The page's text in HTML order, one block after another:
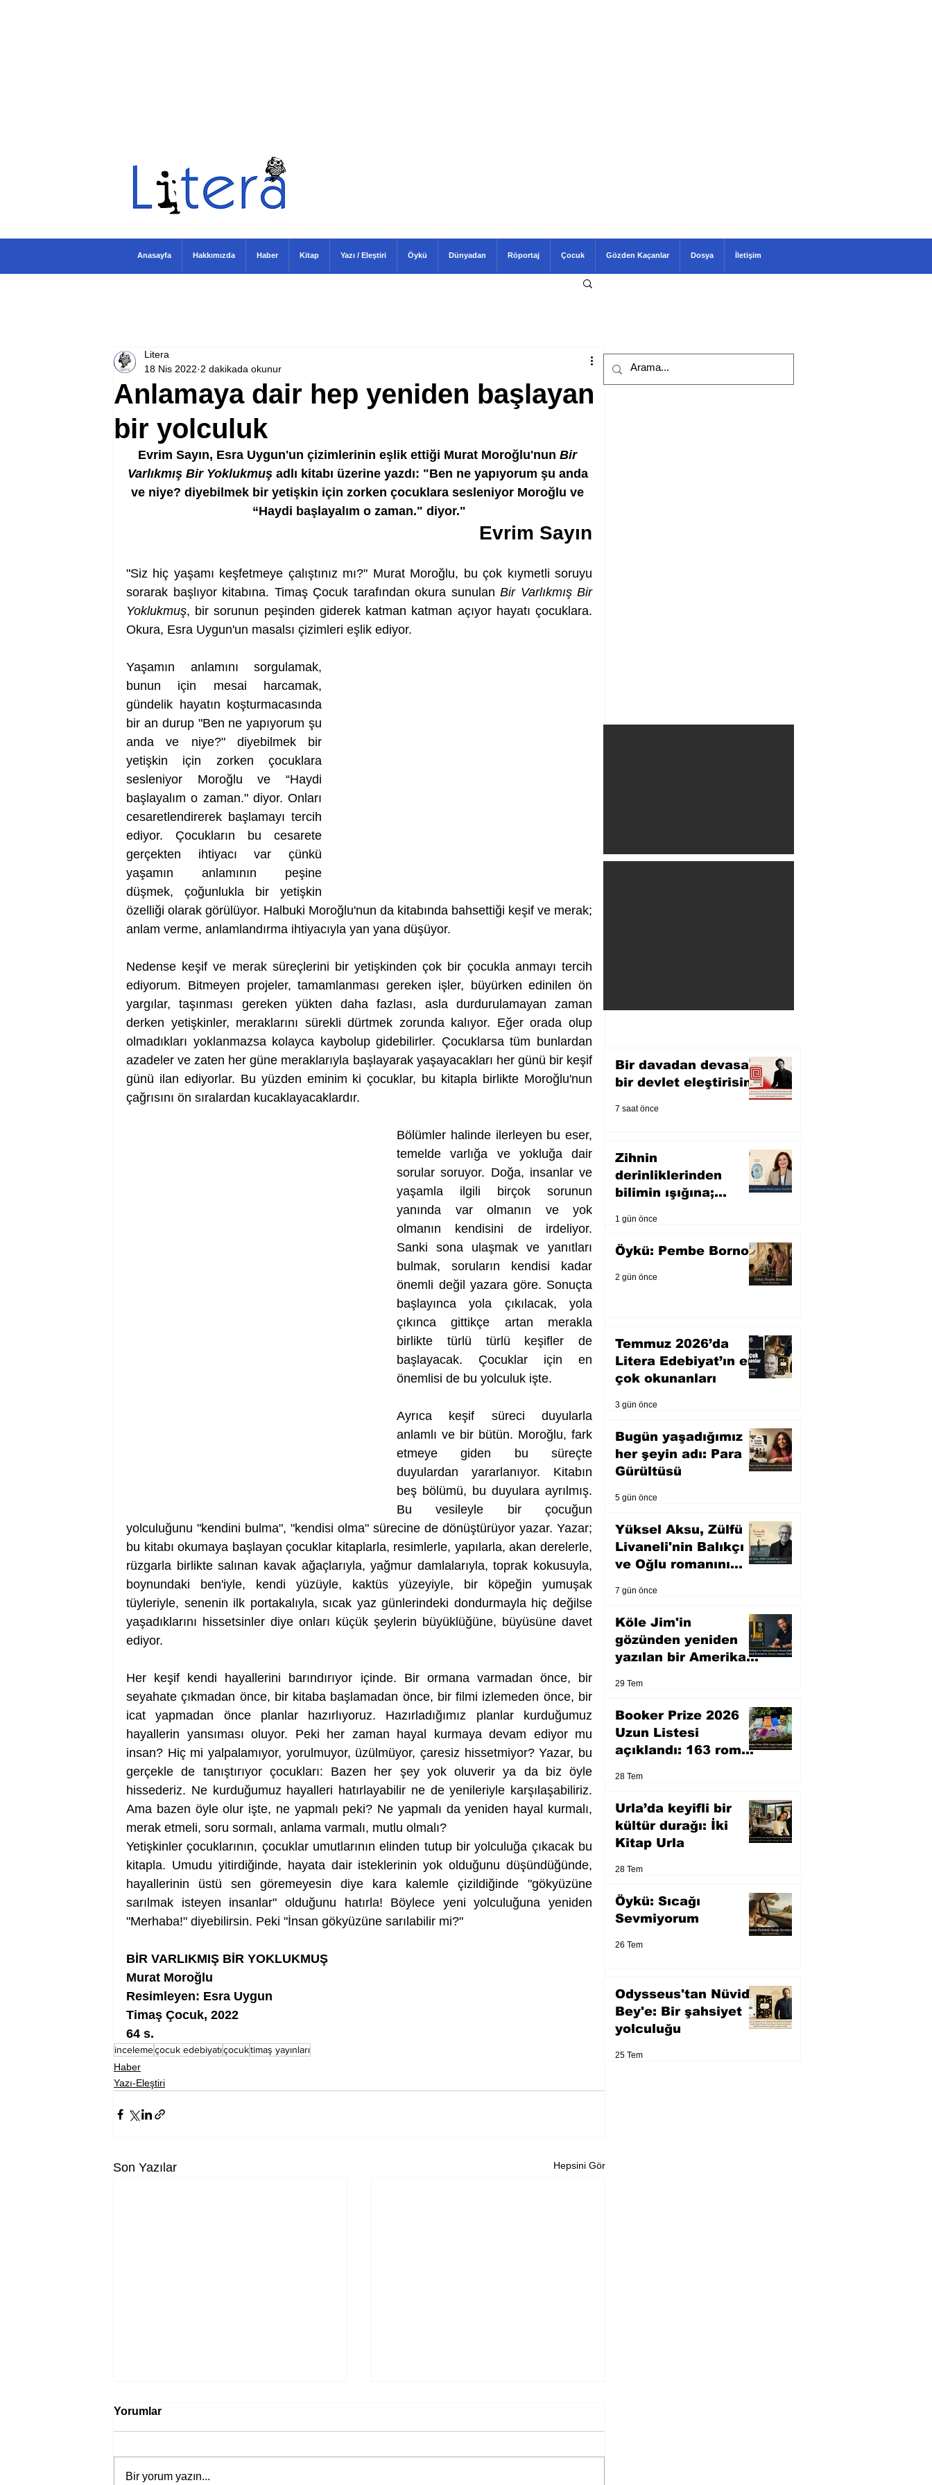
Anlamaya dair hep yeniden başlayan
bir yolculuk
Litera
18 Nis 2022 2 dakikada okunur
Evrim Sayın, Esra Uygun'un çizimlerinin eşlik ettiği Murat Moroğlu'nun Bir
Varlıkmış Bir Yoklukmuş adlı kitabı üzerine yazdı: "Ben ne yapıyorum şu anda
ve niye? diyebilmek bir yetişkin için zorken çocuklara sesleniyor Moroğlu ve
“Haydi başlayalım o zaman." diyor."
Evrim Sayın
"Siz hiç yaşamı keşfetmeye çalıştınız mı?" Murat Moroğlu, bu çok kıymetli soruyu
sorarak başlıyor kitabına. Timaş Çocuk tarafından okura sunulan Bir Varlıkmış Bir
Yoklukmuş, bir sorunun peşinden giderek katman katman açıyor hayatı çocuklara.
Okura, Esra Uygun'un masalsı çizimleri eşlik ediyor.
Yaşamın anlamını sorgulamak,
bunun için mesai harcamak,
gündelik hayatın koşturmacasında
bir an durup "Ben ne yapıyorum şu
anda ve niye?" diyebilmek bir
yetişkin için zorken çocuklara
sesleniyor Moroğlu ve “Haydi
başlayalım o zaman." diyor. Onları
cesaretlendirerek başlamayı tercih
ediyor. Çocukların bu cesarete
gerçekten ihtiyacı var çünkü
yaşamın anlamının peşine
düşmek, çoğunlukla bir yetişkin
özelliği olarak görülüyor. Halbuki Moroğlu'nun da kitabında bahsettiği keşif ve merak;
anlam verme, anlamlandırma ihtiyacıyla yan yana düşüyor.
Nedense keşif ve merak süreçlerini bir yetişkinden çok bir çocukla anmayı tercih
ediyorum. Bitmeyen projeler, tamamlanması gereken işler, büyürken edinilen ön
yargılar, taşınması gereken yükten daha fazlası, asla durdurulamayan zaman
derken yetişkinler, meraklarını sürekli dürtmek zorunda kalıyor. Eğer orada olup
olmadıkları yoklanmazsa kolayca kaybolup gidebilirler. Çocuklarsa tüm bunlardan
azadeler ve zaten her güne meraklarıyla başlayarak yaşayacakları her günü bir keşif
günü ilan ediyorlar. Bu yüzden eminim ki çocuklar, bu kitapla birlikte Moroğlu'nun
çağrısını ön sıralardan kucaklayacaklardır.
Bölümler halinde ilerleyen bu eser,
temelde varlığa ve yokluğa dair
sorular soruyor. Doğa, insanlar ve
yaşamla ilgili birçok sorunun
yanında var olmanın ve yok
olmanın kendisini de irdeliyor.
Sanki sona ulaşmak ve yanıtları
bulmak, soruların kendisi kadar
önemli değil yazara göre. Sonuçta
başlayınca yola çıkılacak, yola
çıkınca gittikçe artan merakla
birlikte türlü türlü keşifler de
başlayacak. Çocuklar için en
önemlisi de bu yolculuk işte.
Ayrıca keşif süreci duyularla
anlamlı ve bir bütün. Moroğlu, fark
etmeye giden bu süreçte
duyulardan yararlanıyor. Kitabın
beş bölümü, bu duyulara ayrılmış.
Bu vesileyle bir çocuğun
yolculuğunu "kendini bulma", "kendisi olma" sürecine de dönüştürüyor yazar. Yazar;
bu kitabı okumaya başlayan çocuklar kitaplarla, resimlerle, yapılarla, akan derelerle,
rüzgarla birlikte salınan kavak ağaçlarıyla, yağmur damlalarıyla, toprak kokusuyla,
boynundaki ben'iyle, kendi yüzüyle, kaktüs yüzeyiyle, bir köpeğin yumuşak
tüyleriyle, senenin ilk portakalıyla, sıcak yaz günlerindeki dondurmayla hiç değilse
yaşadıklarını hissetsinler diye onları küçük şeylerin büyüklüğüne, büyüsüne davet
ediyor.
Her keşif kendi hayallerini barındırıyor içinde. Bir ormana varmadan önce, bir
seyahate çıkmadan önce, bir kitaba başlamadan önce, bir filmi izlemeden önce, bir
icat yapmadan önce planlar hazırlıyoruz. Hazırladığımız planlar kurduğumuz
hayallerin yansıması oluyor. Peki her zaman hayal kurmaya devam ediyor mu
insan? Hiç mi yalpalamıyor, yorulmuyor, üzülmüyor, çaresiz hissetmiyor? Yazar, bu
gerçekle de tanıştırıyor çocukları: Bazen her şey yok oluverir ya da biz öyle
hissederiz. Ne kurduğumuz hayalleri hatırlayabilir ne de yenileriyle karşılaşabiliriz.
Ama bazen öyle olur işte, ne yapmalı peki? Ne yapmalı da yeniden hayal kurmalı,
merak etmeli, soru sormalı, anlama varmalı, mutlu olmalı?
Yetişkinler çocuklarının, çocuklar umutlarının elinden tutup bir yolculuğa çıkacak bu
kitapla. Umudu yitirdiğinde, hayata dair isteklerinin yok olduğunu düşündüğünde,
hayallerinin üstü sen göremeyesin diye kara kalemle çizildiğinde "gökyüzüne
sarılmak isteyen insanlar" olduğunu hatırla! Böylece yeni yolculuğuna yeniden
"Merhaba!" diyebilirsin. Peki "İnsan gökyüzüne sarılabilir mi?"
BİR VARLIKMIŞ BİR YOKLUKMUŞ
Murat Moroğlu
Resimleyen: Esra Uygun
Timaş Çocuk, 2022
64 s.
incelemeçocuk edebiyatıçocuktimaş yayınları
Haber
Yazı-Eleştiri
Son Yazılar Hepsini Gör
Yorumlar
Bir yorum yazın...
Bir davadan devasa
bir devlet eleştirisine
7 saat önce
Zihnin
derinliklerinden
bilimin ışığına;
1 gün önce
Öykü: Pembe Bornoz
2 gün önce
Temmuz 2026’da
Litera Edebiyat’ın en
çok okunanları
3 gün önce
Bugün yaşadığımız
her şeyin adı: Para
Gürültüsü
5 gün önce
Yüksel Aksu, Zülfü
Livaneli'nin Balıkçı
ve Oğlu romanını
7 gün önce
Köle Jim'in
gözünden yeniden
yazılan bir Amerikan
29 Tem
Booker Prize 2026
Uzun Listesi
açıklandı: 163 roman
28 Tem
Urla’da keyifli bir
kültür durağı: İki
Kitap Urla
28 Tem
Öykü: Sıcağı
Sevmiyorum
26 Tem
Odysseus'tan Nüvid
Bey'e: Bir şahsiyet
yolculuğu
25 Tem
Anasayfa Hakkımızda Haber Kitap Yazı / Eleştiri Öykü Dünyadan Röportaj Çocuk Gözden Kaçanlar Dosya İletişim